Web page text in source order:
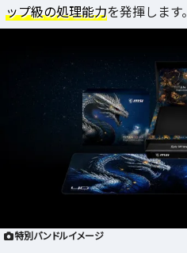
ップ級の処理能力を発揮します。
特別バンドルイメージ